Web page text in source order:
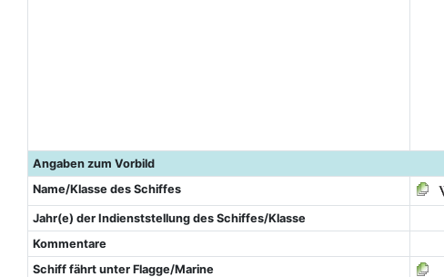
Angaben zum Vorbild
Name/Klasse des Schiffes
Jahr(e) der Indienststellung des Schiffes/Klasse
Kommentare
Schiff fährt unter Flagge/Marine